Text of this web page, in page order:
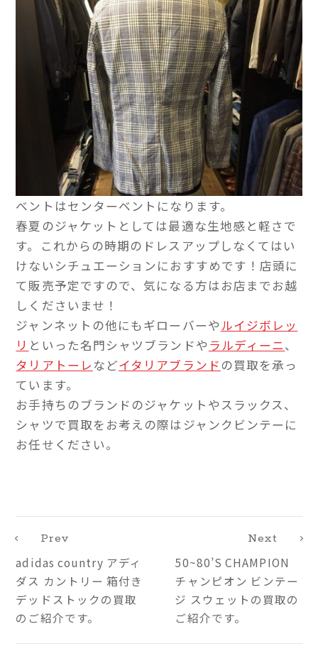
ベントはセンターベントになります。
春夏のジャケットとしては最適な生地感と軽さで
す。これからの時期のドレスアップしなくてはい
けないシチュエーションにおすすめです！店頭に
て販売予定ですので、気になる方はお店までお越
しくださいませ！
ジャンネットの他にもギローバーやルイジボレッ
リ といった名門シャツブランドやラルディーニ、
タリアトーレ などイタリアブランド の買取を承っ
ています。
お手持ちのブランドのジャケットやスラックス、
シャツで買取をお考えの際はジャンクビンテーに
お任せください。
Prev
adidas country アディ
ダス カントリー 箱付き
デッドストックの買取
のご紹介です。
Next
50~80’S CHAMPION
チャンピオン ビンテー
ジ スウェットの買取の
ご紹介です。